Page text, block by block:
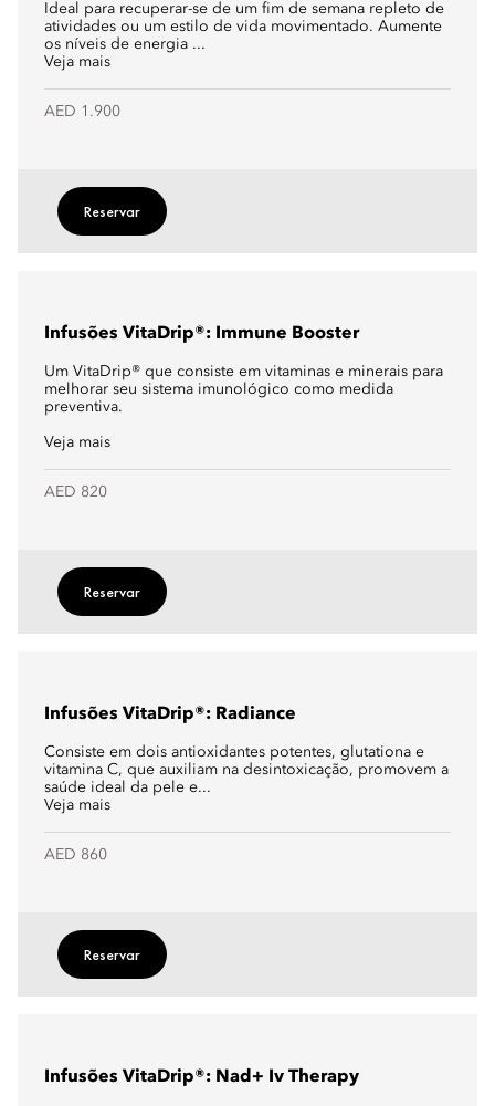
Ideal para recuperar-se de um fim de semana repleto de
atividades ou um estilo de vida movimentado. Aumente
os níveis de energia ...
Veja mais
AED 1.900
Reservar
Infusões VitaDrip®: Immune Booster
Um VitaDrip® que consiste em vitaminas e minerais para
melhorar seu sistema imunológico como medida
preventiva.
Veja mais
AED 820
Reservar
Infusões VitaDrip®: Radiance
Consiste em dois antioxidantes potentes, glutationa e
vitamina C, que auxiliam na desintoxicação, promovem a
saúde ideal da pele e...
Veja mais
AED 860
Reservar
Infusões VitaDrip®: Nad+ Iv Therapy